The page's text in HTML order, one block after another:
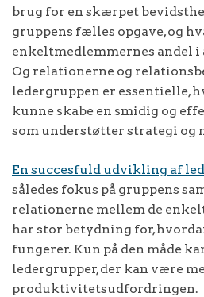
brug for en skærpet
gruppens fælles opgave, og
enkeltmedlemmernes andel i
Og relationerne og
ledergruppen er essentielle,
kunne skabe en smidig og
som understøtter strategi og
En succesfuld udvikling af
således fokus på gruppens
relationerne mellem de
har stor betydning for,
fungerer. Kun på den måde
ledergrupper, der kan være
produktivitetsudfordringen.